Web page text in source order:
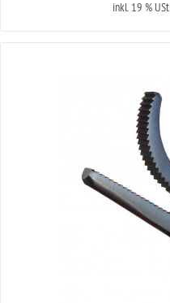
inkl. 19 % USt